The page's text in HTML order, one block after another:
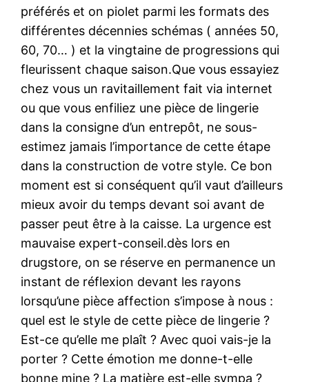
préférés et on piolet parmi les formats des
différentes décennies schémas ( années 50,
60, 70… ) et la vingtaine de progressions qui
fleurissent chaque saison.Que vous essayiez
chez vous un ravitaillement fait via internet
ou que vous enfiliez une pièce de lingerie
dans la consigne d’un entrepôt, ne sous-
estimez jamais l’importance de cette étape
dans la construction de votre style. Ce bon
moment est si conséquent qu’il vaut d’ailleurs
mieux avoir du temps devant soi avant de
passer peut être à la caisse. La urgence est
mauvaise expert-conseil.dès lors en
drugstore, on se réserve en permanence un
instant de réflexion devant les rayons
lorsqu’une pièce affection s’impose à nous :
quel est le style de cette pièce de lingerie ?
Est-ce qu’elle me plaît ? Avec quoi vais-je la
porter ? Cette émotion me donne-t-elle
bonne mine ? La matière est-elle sympa ?